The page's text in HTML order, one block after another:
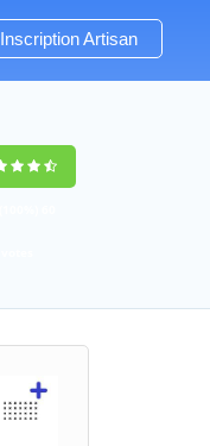
Inscription Artisan